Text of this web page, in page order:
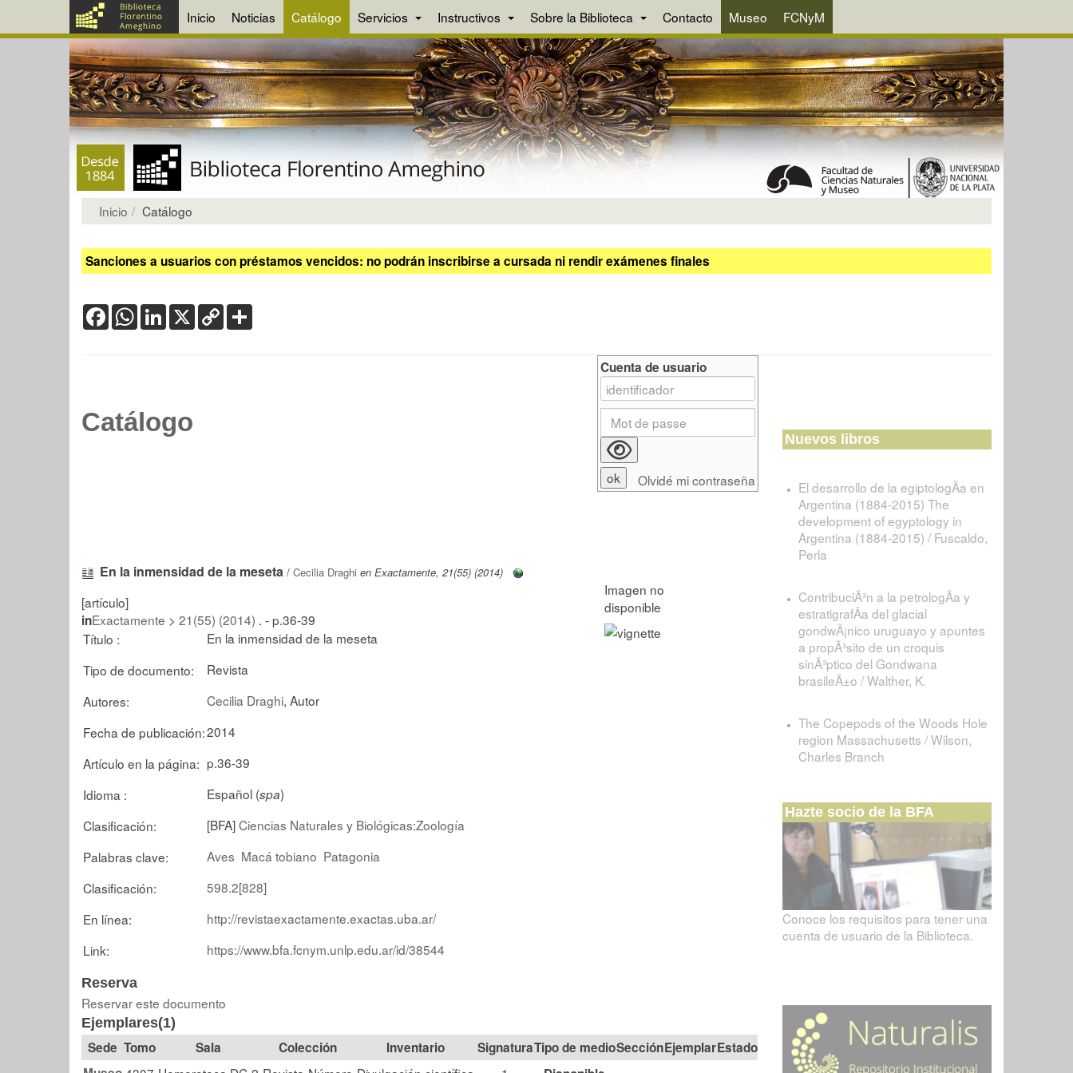
Inicio Noticias Catálogo Servicios Instructivos Sobre la Biblioteca Contacto Museo FCNyM
Inicio Catálogo
Sanciones a usuarios con préstamos vencidos: no podrán inscribirse a cursada ni rendir exámenes finales
FacebookWhatsApp
LinkedIn
X Copy
Link
Catálogo
En la inmensidad de la meseta / Cecilia Draghi en Exactamente, 21(55) (2014)
[artículo]
inExactamente > 21(55) (2014) . - p.36-39
Título :
En la inmensidad de la meseta
Tipo de documento:
Revista
Autores:
Cecilia Draghi, Autor
Fecha de publicación:2014
Artículo en la página: p.36-39
Idioma :
Español (spa)
Clasificación:
[BFA]Ciencias Naturales y Biológicas:Zoología
Palabras clave:
Aves Macá tobiano Patagonia
Clasificación:
598.2[828]
En línea:
http://revistaexactamente.exactas.uba.ar/
Link:
https://www.bfa.fcnym.unlp.edu.ar/id/38544
Reserva
Reservar este documento
Ejemplares(1)
Tomo Sala Colección SignaturaTipo de medioSección
Estado
Cuenta de usuario
Olvidé mi contraseña
Nuevos libros
El desarrollo de la egiptologÃ­a en
Argentina (1884-2015) The
development of egyptology in
Argentina (1884-2015) / Fuscaldo,
Perla
ContribuciÃ³n a la petrologÃ­a y
estratigrafÃ­a del glacial
gondwÃ¡nico uruguayo y apuntes
a propÃ³sito de un croquis
sinÃ³ptico del Gondwana
brasileÃ±o / Walther, K.
The Copepods of the Woods Hole
region Massachusetts / Wilson,
Charles Branch
Hazte socio de la BFA
Conoce los requisitos para tener una
cuenta de usuario de la Biblioteca.